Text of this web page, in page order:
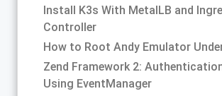
Install K3s With MetalLB and
Controller
How to Root Andy Emulator
Zend Framework 2:
Using EventManager